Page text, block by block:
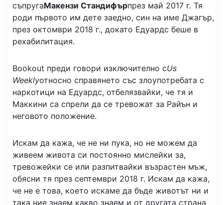
съпругаМакензи Стандифърпрез май 2017 г. Тя
роди първото им дете заедно, син на име Джагър,
през октомври 2018 г., докато Едуардс беше в
рехабилитация.
Bookout преди говори изключително сUs
Weeklyотносно справянето със злоупотребата с
наркотици на Едуардс, отбелязвайки, че тя и
Маккини са спрели да се тревожат за Райън и
неговото положение.
Искам да кажа, че не ни пука, но не можем да
живеем живота си постоянно мислейки за,
тревожейки се или разпитвайки възрастен мъж,
обясни тя през септември 2018 г. Искам да кажа,
че не е това, което искаме да бъде животът ни и
така ние знаем какво знаем и от другата страна